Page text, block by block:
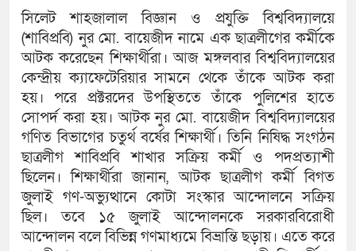
সিলেট শাহজালাল বিজ্ঞান ও প্রযুক্তি বিশ্ববিদ্যালয়ে
(শাবিপ্রবি) নুর মো. বায়েজীদ নামে এক ছাত্রলীগের কর্মীকে
আটক করেছেন শিক্ষার্থীরা। আজ মঙ্গলবার বিশ্ববিদ্যালয়ের
কেন্দ্রীয় ক্যাফেটেরিয়ার সামনে থেকে তাঁকে আটক করা
হয়। পরে প্রক্টরদের উপস্থিততে তাঁকে পুলিশের হাতে
সোপর্দ করা হয়। আটক নুর মো. বায়েজীদ বিশ্ববিদ্যালয়ের
গণিত বিভাগের চতুর্থ বর্ষের শিক্ষার্থী। তিনি নিষিদ্ধ সংগঠন
ছাত্রলীগ শাবিপ্রবি শাখার সক্রিয় কর্মী ও পদপ্রত্যাশী
ছিলেন। শিক্ষার্থীরা জানান, আটক ছাত্রলীগ কর্মী বিগত
জুলাই গণ-অভ্যুত্থানে কোটা সংস্কার আন্দোলনে সক্রিয়
ছিল। তবে ১৫ জুলাই আন্দোলনকে সরকারবিরোধী
আন্দোলন বলে বিভিন্ন গণমাধ্যমে বিভ্রান্তি ছড়ায়। এতে করে